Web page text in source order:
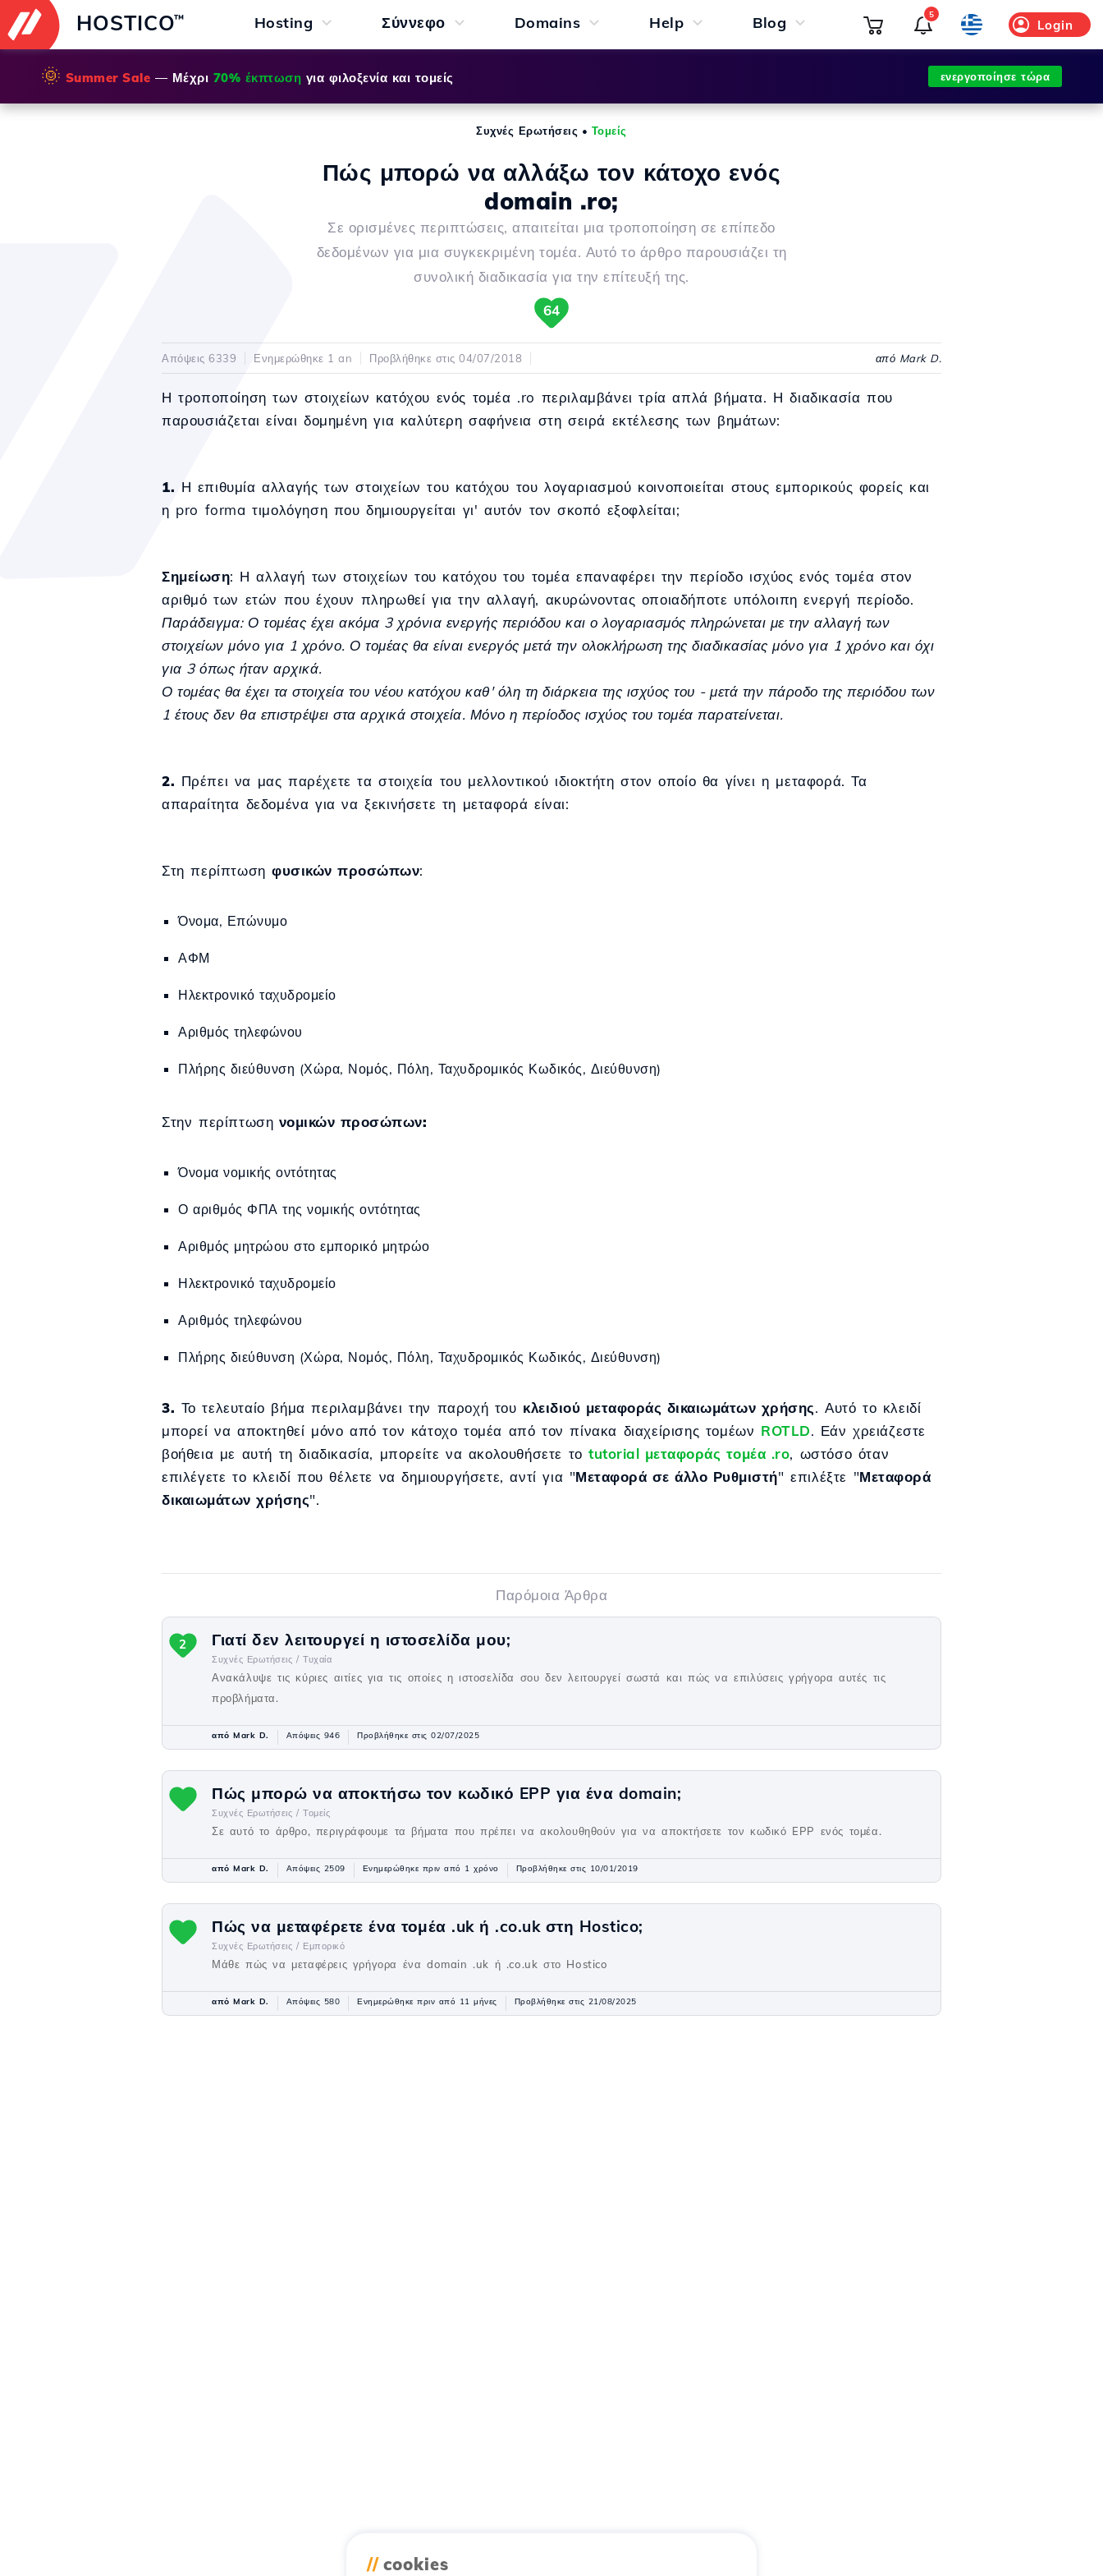
HOSTICO™ Hosting Σύννεφο Domains Help Blog Login
5
🌞 Summer Sale — Μέχρι 70% έκπτωση για φιλοξενία και τομείς ενεργοποίησε τώρα
Συχνές Ερωτήσεις • Τομείς
Πώς μπορώ να αλλάξω τον κάτοχο ενός
domain .ro;
Σε ορισμένες περιπτώσεις, απαιτείται μια τροποποίηση σε επίπεδο
δεδομένων για μια συγκεκριμένη τομέα. Αυτό το άρθρο παρουσιάζει τη
συνολική διαδικασία για την επίτευξή της.
64
Απόψεις 6339 Ενημερώθηκε 1 an Προβλήθηκε στις 04/07/2018 από Mark D.
Η τροποποίηση των στοιχείων κατόχου ενός τομέα .ro περιλαμβάνει τρία απλά βήματα. Η διαδικασία που
παρουσιάζεται είναι δομημένη για καλύτερη σαφήνεια στη σειρά εκτέλεσης των βημάτων:
1. Η επιθυμία αλλαγής των στοιχείων του κατόχου του λογαριασμού κοινοποιείται στους εμπορικούς φορείς και
η pro forma τιμολόγηση που δημιουργείται γι' αυτόν τον σκοπό εξοφλείται;
Σημείωση: Η αλλαγή των στοιχείων του κατόχου του τομέα επαναφέρει την περίοδο ισχύος ενός τομέα στον
αριθμό των ετών που έχουν πληρωθεί για την αλλαγή, ακυρώνοντας οποιαδήποτε υπόλοιπη ενεργή περίοδο.
Παράδειγμα: Ο τομέας έχει ακόμα 3 χρόνια ενεργής περιόδου και ο λογαριασμός πληρώνεται με την αλλαγή των
στοιχείων μόνο για 1 χρόνο. Ο τομέας θα είναι ενεργός μετά την ολοκλήρωση της διαδικασίας μόνο για 1 χρόνο και όχι
για 3 όπως ήταν αρχικά.
Ο τομέας θα έχει τα στοιχεία του νέου κατόχου καθ' όλη τη διάρκεια της ισχύος του - μετά την πάροδο της περιόδου των
1 έτους δεν θα επιστρέψει στα αρχικά στοιχεία. Μόνο η περίοδος ισχύος του τομέα παρατείνεται.
2. Πρέπει να μας παρέχετε τα στοιχεία του μελλοντικού ιδιοκτήτη στον οποίο θα γίνει η μεταφορά. Τα
απαραίτητα δεδομένα για να ξεκινήσετε τη μεταφορά είναι:
Στη περίπτωσηφυσικών προσώπων:
Όνομα, Επώνυμο
ΑΦΜ
Ηλεκτρονικό ταχυδρομείο
Αριθμός τηλεφώνου
Πλήρης διεύθυνση (Χώρα, Νομός, Πόλη, Ταχυδρομικός Κωδικός, Διεύθυνση)
Στην περίπτωση νομικών προσώπων:
Όνομα νομικής οντότητας
Ο αριθμός ΦΠΑ της νομικής οντότητας
Αριθμός μητρώου στο εμπορικό μητρώο
Ηλεκτρονικό ταχυδρομείο
Αριθμός τηλεφώνου
Πλήρης διεύθυνση (Χώρα, Νομός, Πόλη, Ταχυδρομικός Κωδικός, Διεύθυνση)
3. Το τελευταίο βήμα περιλαμβάνει την παροχή του κλειδιού μεταφοράς δικαιωμάτων χρήσης. Αυτό το κλειδί
μπορεί να αποκτηθεί μόνο από τον κάτοχο τομέα από τον πίνακα διαχείρισης τομέων ROTLD. Εάν χρειάζεστε
βοήθεια με αυτή τη διαδικασία, μπορείτε να ακολουθήσετε τοtutorial μεταφοράς τομέα .ro, ωστόσο όταν
επιλέγετε το κλειδί που θέλετε να δημιουργήσετε, αντί για "Μεταφορά σε άλλο Ρυθμιστή" επιλέξτε "Μεταφορά
δικαιωμάτων χρήσης".
Παρόμοια Άρθρα
Γιατί δεν λειτουργεί η ιστοσελίδα μου;
Συχνές Ερωτήσεις / Τυχαία
Ανακάλυψε τις κύριες αιτίες για τις οποίες η ιστοσελίδα σου δεν λειτουργεί σωστά και πώς να επιλύσεις γρήγορα αυτές τις
προβλήματα.
2
από Mark D. Απόψεις 946 Προβλήθηκε στις 02/07/2025
Πώς μπορώ να αποκτήσω τον κωδικό EPP για ένα domain;
Συχνές Ερωτήσεις / Τομείς
Σε αυτό το άρθρο, περιγράφουμε τα βήματα που πρέπει να ακολουθηθούν για να αποκτήσετε τον κωδικό EPP ενός τομέα.
από Mark D. Απόψεις 2509 Ενημερώθηκε πριν από 1 χρόνο Προβλήθηκε στις 10/01/2019
Πώς να μεταφέρετε ένα τομέα .uk ή .co.uk στη Hostico;
Συχνές Ερωτήσεις / Εμπορικό
Μάθε πώς να μεταφέρεις γρήγορα ένα domain .uk ή .co.uk στο Hostico
από Mark D. Απόψεις 580 Ενημερώθηκε πριν από 11 μήνες Προβλήθηκε στις 21/08/2025
// cookies